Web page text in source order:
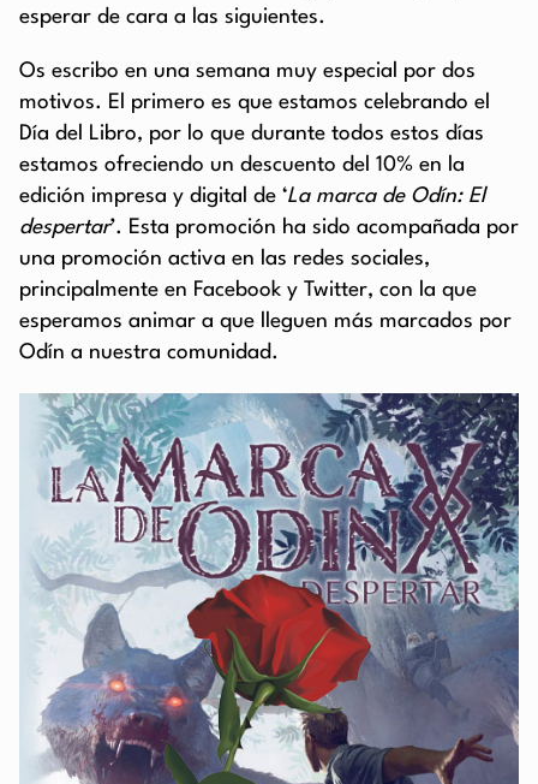
esperar de cara a las siguientes.
Os escribo en una semana muy especial por dos
motivos. El primero es que estamos celebrando el
Día del Libro, por lo que durante todos estos días
estamos ofreciendo un descuento del 10% en la
edición impresa y digital de ‘La marca de Odín: El
despertar’. Esta promoción ha sido acompañada por
una promoción activa en las redes sociales,
principalmente en Facebook y Twitter, con la que
esperamos animar a que lleguen más marcados por
Odín a nuestra comunidad.